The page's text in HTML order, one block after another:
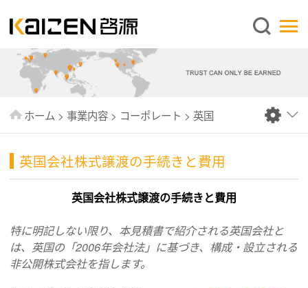
日本語
企業情報
事業内容
ニュース
情報
よくあるご質問
お問い合わせ
ホーム > 事業内容 > コーポレート > 英国
英国会社株式譲渡の手続きと費用
英国会社株式譲渡の手続きと費用
特に明記しない限り、本見積書で紹介される英国会社と
は、英国の「2006年会社法」に基づき、構成・設立される
非公開株式会社を指します。